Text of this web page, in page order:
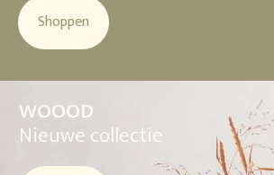
Shoppen
WOOOD
Nieuwe collectie